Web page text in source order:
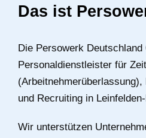
Das ist
Die Persowerk
Personaldienstleister für
und Recruiting in
Wir unterstützen